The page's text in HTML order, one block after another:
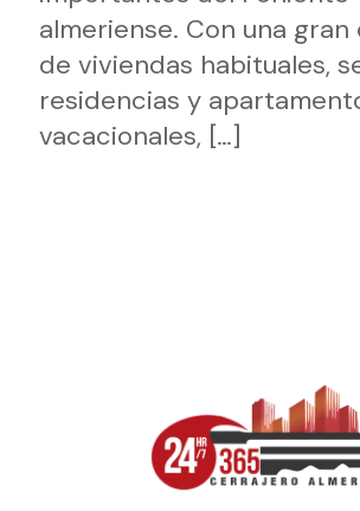
almeriense. Con una
de viviendas habituales,
residencias y
vacacionales, […]